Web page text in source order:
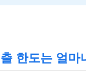
한도는 얼마